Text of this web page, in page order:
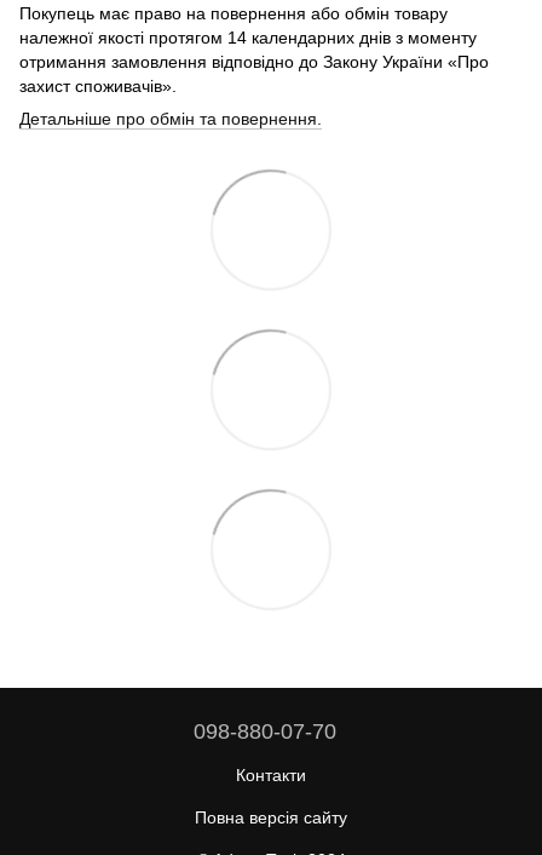
Покупець має право на повернення або обмін товару
належної якості протягом 14 календарних днів з моменту
отримання замовлення відповідно до Закону України «Про
захист споживачів».
Детальніше про обмін та повернення.
098-880-07-70
Контакти
Повна версія сайту